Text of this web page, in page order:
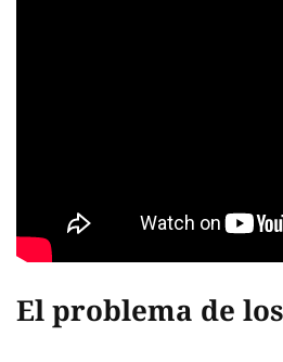
El problema de